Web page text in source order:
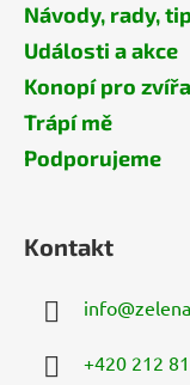
Návody, rady,
Události a akce
Konopí pro
Trápí mě
Podporujeme
Kontakt
info@
+420 212